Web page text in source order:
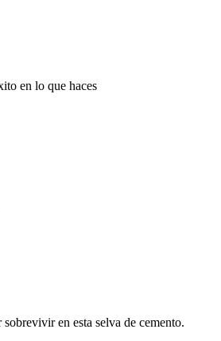
en lo que haces
en esta selva de cemento.